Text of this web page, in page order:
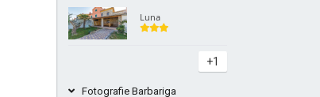
Luna
+1
Fotografie Barbariga